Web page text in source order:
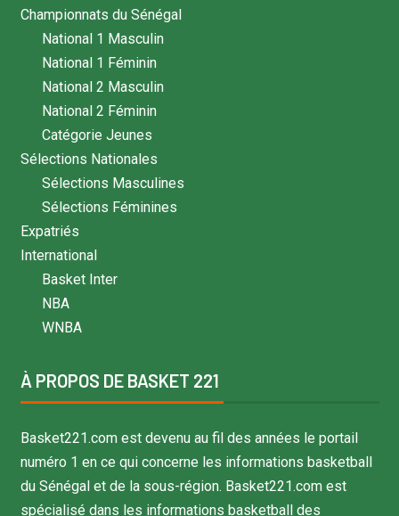
Championnats du Sénégal
National 1 Masculin
National 1 Féminin
National 2 Masculin
National 2 Féminin
Catégorie Jeunes
Sélections Nationales
Sélections Masculines
Sélections Féminines
Expatriés
International
Basket Inter
NBA
WNBA
À PROPOS DE BASKET 221
Basket221.com est devenu au fil des années le portail
numéro 1 en ce qui concerne les informations basketball
du Sénégal et de la sous-région. Basket221.com est
spécialisé dans les informations basketball des